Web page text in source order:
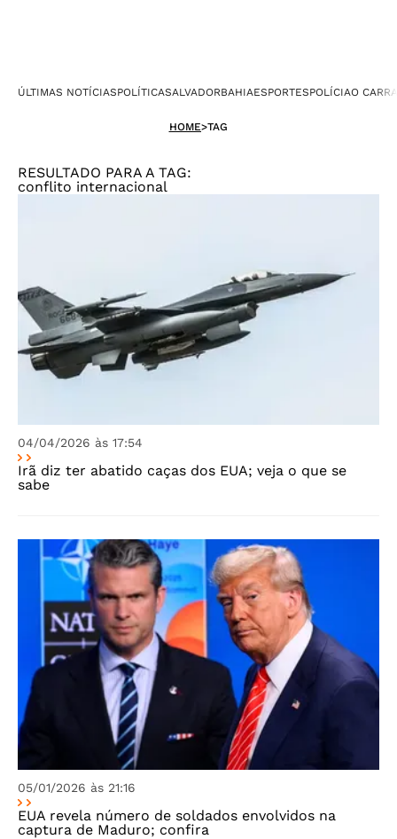
ÚLTIMAS NOTÍCIASPOLÍTICASALVADORBAHIAESPORTESPOLÍCIAO
HOME>TAG
RESULTADO PARA A TAG:
conflito internacional
04/04/2026 às 17:54
Irã diz ter abatido caças dos EUA; veja o que se
sabe
05/01/2026 às 21:16
EUA revela número de soldados envolvidos na
captura de Maduro; confira